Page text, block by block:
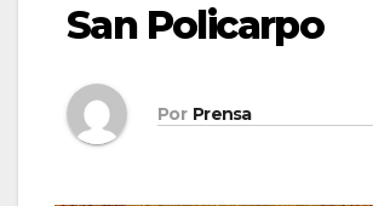
San Policarpo
Por Prensa